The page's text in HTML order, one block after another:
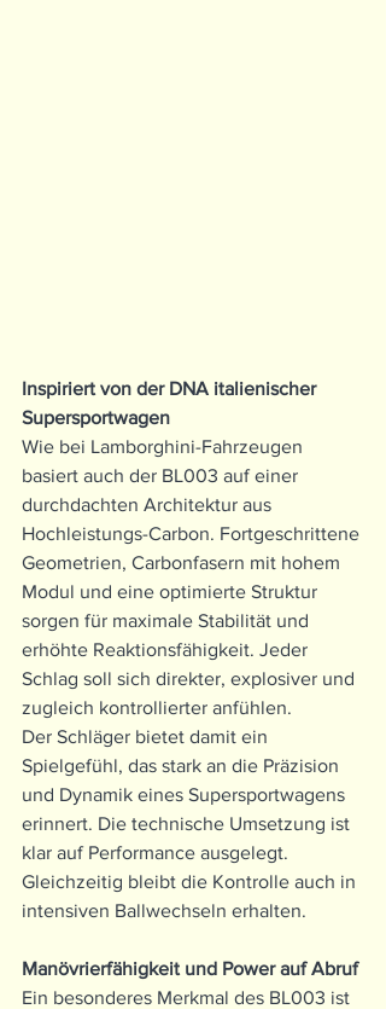
Inspiriert von der DNA italienischer
Supersportwagen
Wie bei Lamborghini-Fahrzeugen
basiert auch der BL003 auf einer
durchdachten Architektur aus
Hochleistungs-Carbon. Fortgeschrittene
Geometrien, Carbonfasern mit hohem
Modul und eine optimierte Struktur
sorgen für maximale Stabilität und
erhöhte Reaktionsfähigkeit. Jeder
Schlag soll sich direkter, explosiver und
zugleich kontrollierter anfühlen.
Der Schläger bietet damit ein
Spielgefühl, das stark an die Präzision
und Dynamik eines Supersportwagens
erinnert. Die technische Umsetzung ist
klar auf Performance ausgelegt.
Gleichzeitig bleibt die Kontrolle auch in
intensiven Ballwechseln erhalten.
Manövrierfähigkeit und Power auf Abruf
Ein besonderes Merkmal des BL003 ist